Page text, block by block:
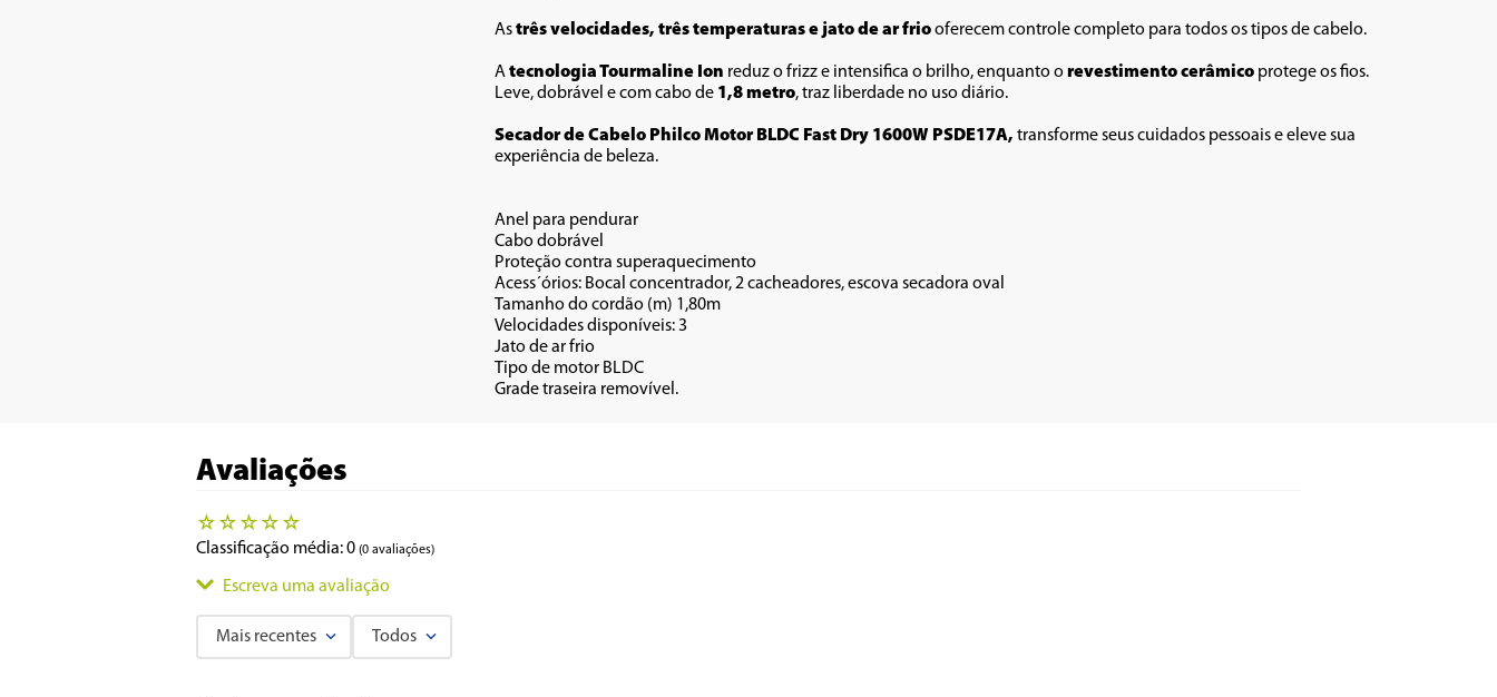
As três velocidades, três temperaturas e jato de ar frio oferecem controle completo para todos os tipos de cabelo.
A tecnologia Tourmaline Ion reduz o frizz e intensifica o brilho, enquanto o revestimento cerâmico protege os fios.
Leve, dobrável e com cabo de 1,8 metro, traz liberdade no uso diário.
Secador de Cabelo Philco Motor BLDC Fast Dry 1600W PSDE17A, transforme seus cuidados pessoais e eleve sua
experiência de beleza.
Anel para pendurar
Cabo dobrável
Proteção contra superaquecimento
Acess´órios: Bocal concentrador, 2 cacheadores, escova secadora oval
Tamanho do cordão (m) 1,80m
Velocidades disponíveis: 3
Jato de ar frio
Tipo de motor BLDC
Grade traseira removível.
Avaliações
☆ ☆ ☆ ☆ ☆
Classificação média: 0 (0 avaliações)
Escreva uma avaliação
Mais recentes Todos